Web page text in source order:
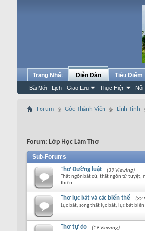
Trang Nhất Diễn Đàn
Bài Mới Lịch Giao Lưu Thực Hiện Nối
Tiêu Điểm
Forum Góc Thành Viên Linh Tinh
Forum: Lớp Học Làm Thơ
Sub-Forums
Thơ Đường luật
(39 Viewing)
Thất ngôn bát cú, thất ngôn tứ tuyệt,
thiên.
Thơ lục bát và các biến thể
(32
Lục bát, song thất lục bát, lục bát biến
Thơ tự do
(19 Viewing)